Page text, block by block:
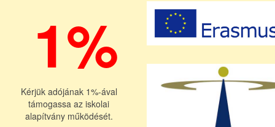
1%
Kérjük adójának 1%-ával
támogassa az iskolai
alapítvány működését.